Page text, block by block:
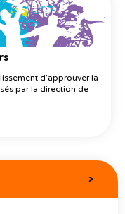
d’approuver la
par la direction de
>